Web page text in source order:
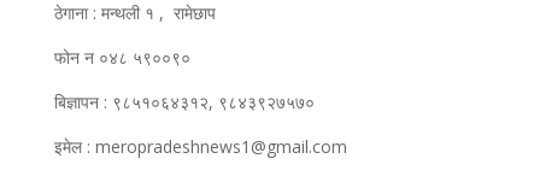
ठेगाना : मन्थली १ , रामेछाप
फोन न ०४८ ५९००९०
बिज्ञापन : ९८५१०६४३१२, ९८४३९२७५७०
इमेल : meropradeshnews1@gmail.com